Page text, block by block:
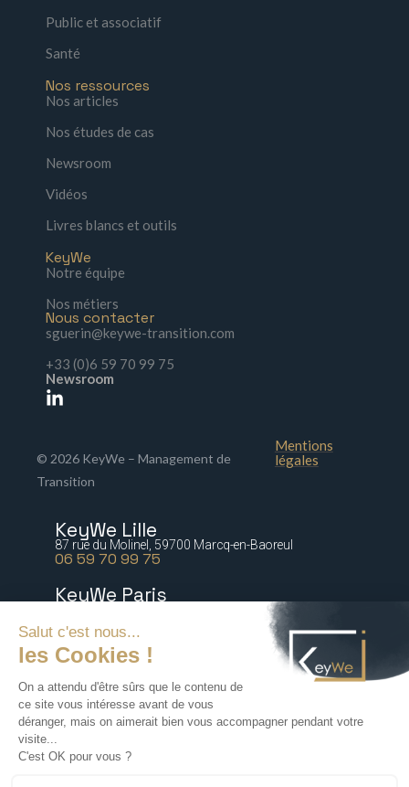
Public et associatif
Santé
Nos ressources
Nos articles
Nos études de cas
Newsroom
Vidéos
Livres blancs et outils
KeyWe
Notre équipe
Nos métiers
Nous contacter
sguerin@keywe-transition.com
+33 (0)6 59 70 99 75
Newsroom
© 2026 KeyWe – Management de
Transition
Mentions
légales
KeyWe Lille
87 rue du Molinel, 59700 Marcq-en-Baoreul
06 59 70 99 75
KeyWe Paris
5 bis rue Marguerite de Rochechouart 75009 Paris
06 77 64 21 54
KeyWe Nantes
06 16 47 67 88
KeyWe Lyon
72 rue Tronchet, 69006 Lyon
06 18 71 76 60